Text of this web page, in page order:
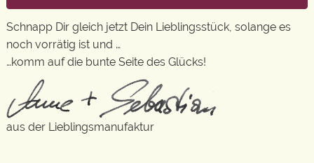
Schnapp Dir gleich jetzt Dein Lieblingsstück, solange es
noch vorrätig ist und …
…komm auf die bunte Seite des Glücks!
aus der Lieblingsmanufaktur